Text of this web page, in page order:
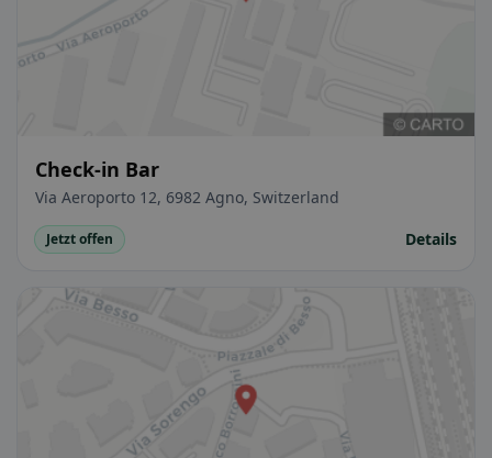
Check-in Bar
Via Aeroporto 12, 6982 Agno, Switzerland
Jetzt offen Details